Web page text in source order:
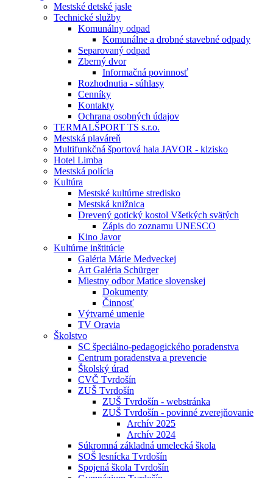
Mestské detské jasle
Technické služby
Komunálny odpad
Komunálne a drobné stavebné odpady
Separovaný odpad
Zberný dvor
Informačná povinnosť
Rozhodnutia - súhlasy
Cenníky
Kontakty
Ochrana osobných údajov
TERMALŠPORT TS s.r.o.
Mestská plaváreň
Multifunkčná športová hala JAVOR - klzisko
Hotel Limba
Mestská polícia
Kultúra
Mestské kultúrne stredisko
Mestská knižnica
Drevený gotický kostol Všetkých svätých
Zápis do zoznamu UNESCO
Kino Javor
Kultúrne inštitúcie
Galéria Márie Medveckej
Art Galéria Schürger
Miestny odbor Matice slovenskej
Dokumenty
Činnosť
Výtvarné umenie
TV Oravia
Školstvo
SC špeciálno-pedagogického poradenstva
Centrum poradenstva a prevencie
Školský úrad
CVČ Tvrdošín
ZUŠ Tvrdošín
ZUŠ Tvrdošín - webstránka
ZUŠ Tvrdošín - povinné zverejňovanie
Archív 2025
Archív 2024
Súkromná základná umelecká škola
SOŠ lesnícka Tvrdošín
Spojená škola Tvrdošín